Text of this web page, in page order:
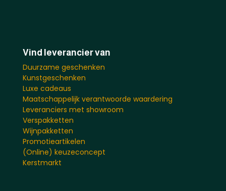
Vind leverancier van
Duurzame geschenken
Kunstgeschenken
Luxe cadeaus
Maatschappelijk verantwoorde waardering
Leveranciers met showroom
Verspakketten
Wijnpakketten
Promotieartikelen
(Online) keuzeconcept
Kerstmarkt